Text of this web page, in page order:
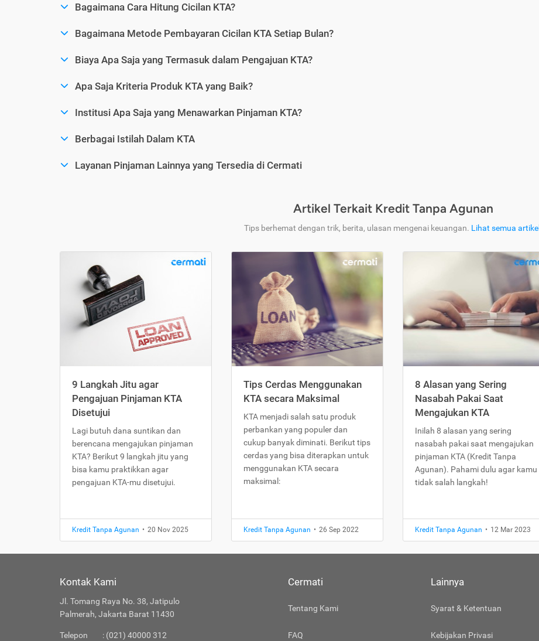
Bagaimana Cara Hitung Cicilan KTA?
Bagaimana Metode Pembayaran Cicilan KTA Setiap Bulan?
Biaya Apa Saja yang Termasuk dalam Pengajuan KTA?
Apa Saja Kriteria Produk KTA yang Baik?
Institusi Apa Saja yang Menawarkan Pinjaman KTA?
Berbagai Istilah Dalam KTA
Layanan Pinjaman Lainnya yang Tersedia di Cermati
Artikel Terkait Kredit Tanpa Agunan
Tips berhemat dengan trik, berita, ulasan mengenai keuangan. Lihat semua artikel
9 Langkah Jitu agar
Pengajuan Pinjaman KTA
Disetujui
Lagi butuh dana suntikan dan
berencana mengajukan pinjaman
KTA? Berikut 9 langkah jitu yang
bisa kamu praktikkan agar
pengajuan KTA-mu disetujui.
Kredit Tanpa Agunan • 20 Nov 2025
Tips Cerdas Menggunakan
KTA secara Maksimal
KTA menjadi salah satu produk
perbankan yang populer dan
cukup banyak diminati. Berikut tips
cerdas yang bisa diterapkan untuk
menggunakan KTA secara
maksimal:
Kredit Tanpa Agunan • 26 Sep 2022
8 Alasan yang Sering
Nasabah Pakai Saat
Mengajukan KTA
Inilah 8 alasan yang sering
nasabah pakai saat mengajukan
pinjaman KTA (Kredit Tanpa
Agunan). Pahami dulu agar kamu
tidak salah langkah!
Kredit Tanpa Agunan • 12 Mar 2023
Kontak Kami
Jl. Tomang Raya No. 38, Jatipulo
Palmerah, Jakarta Barat 11430
Telepon
: (021) 40000 312
Cermati
Tentang Kami
FAQ
Lainnya
Syarat & Ketentuan
Kebijakan Privasi